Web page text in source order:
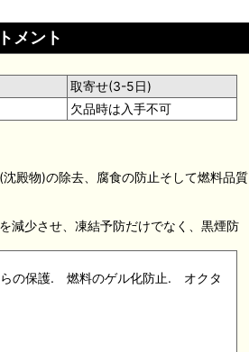
メント
取寄せ(3-5日)
欠品時は入手不可
殿物)の除去、腐食の防止そして燃料品質
減少させ、凍結予防だけでなく、黒煙防
の保護. 燃料のゲル化防止. オクタ